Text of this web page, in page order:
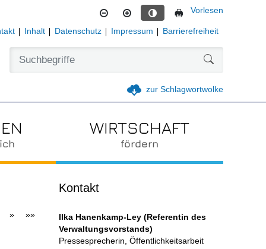
Kontrastmodus aktivieren
Vorlesen
Inhalt Datenschutz Impressum Barrierefreiheit
zur Schlagwortwolke
WIRTSCHAFT
fördern
» »»
Kontakt
Ilka Hanenkamp-Ley (Referentin des
Verwaltungsvorstands)
Pressesprecherin, Öffentlichkeitsarbeit